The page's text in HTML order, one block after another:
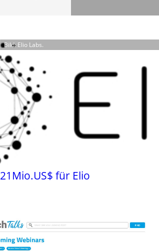
Bild: Elio Labs.
21Mio.US$ für Elio